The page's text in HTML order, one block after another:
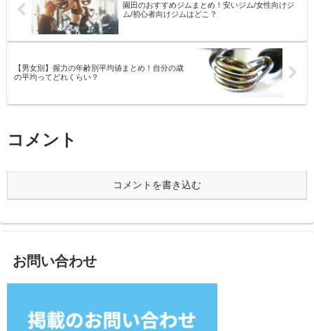
園田のおすすめジムまとめ！安いジム/女性向けジ
ム/初心者向けジムはどこ？
【男女別】握力の年齢別平均値まとめ！自分の歳
の平均ってどれくらい？
コメント
コメントを書き込む
お問い合わせ